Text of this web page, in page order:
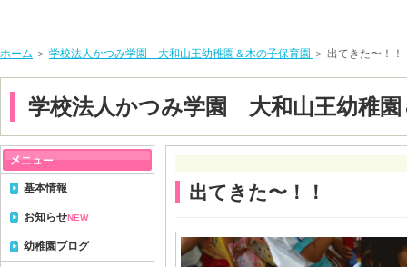
ホーム ＞ 学校法人かつみ学園 大和山王幼稚園＆木の子保育園 ＞ 出てきた〜！！
学校法人かつみ学園 大和山王幼稚園
出てきた〜！！
基本情報
お知らせNEW
幼稚園ブログ